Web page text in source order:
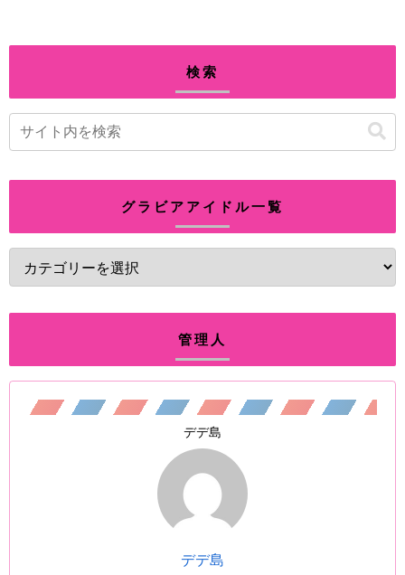
検索
グラビアアイドル一覧
管理人
デデ島
デデ島